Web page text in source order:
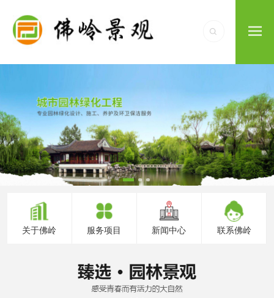
关于佛岭 服务项目 新闻中心 联系佛岭